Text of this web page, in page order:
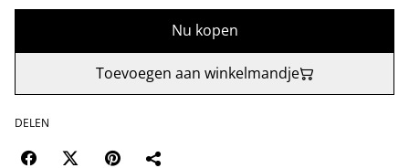
Nu kopen
Toevoegen aan winkelmandje
DELEN